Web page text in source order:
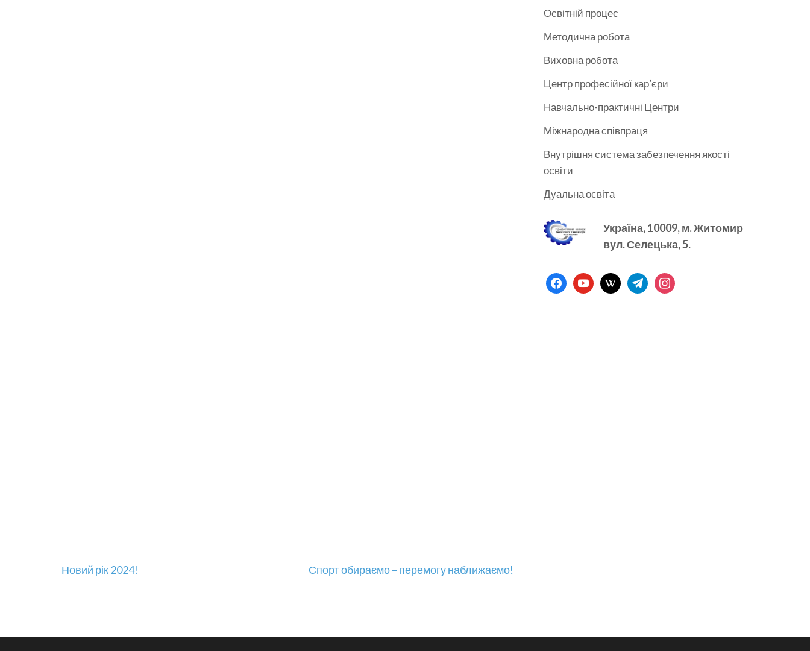
Навігація
Новий рік 2024! Спорт обираємо – перемогу наближаємо!
Освітній процес
Методична робота
Виховна робота
Центр професійної кар’єри
Навчально-практичні Центри
Міжнародна співпраця
Внутрішня система забезпечення якості
освіти
Дуальна освіта
Україна, 10009, м.Житомир
вул. Селецька, 5.
facebookyoutubewikipediatelegraminstagram